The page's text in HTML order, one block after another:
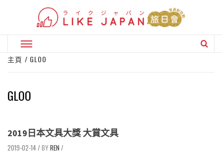
Primary
Menu
主頁 GLOO
GLOO
2019日本文具大獎 大賞文具
2019-02-14/ REN /